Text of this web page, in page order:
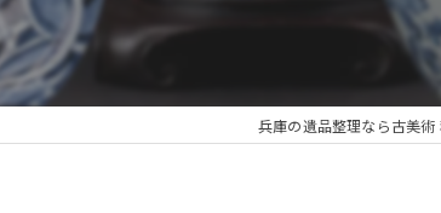
美術品
京都の遺
兵庫の遺品整理なら古美術